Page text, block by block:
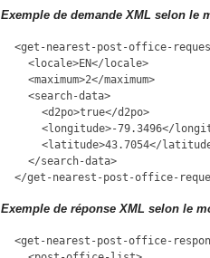
Exemple de demande XML selon le
<get-nearest-post-office-
<locale>EN</locale>
<maximum>2</maximum>
<search-data>
<d2po>true</d2po>
<longitude>-79.3496</
<latitude>43.7054</
</search-data>
</get-nearest-post-office-
Exemple de réponse XML selon le
<get-nearest-post-office-